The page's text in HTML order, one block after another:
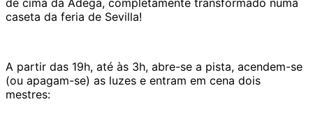
caseta da feria de Sevilla!
A partir das 19h, até às 3h, abre-se a pista, acendem-se
(ou apagam-se) as luzes e entram em cena dois
mestres: